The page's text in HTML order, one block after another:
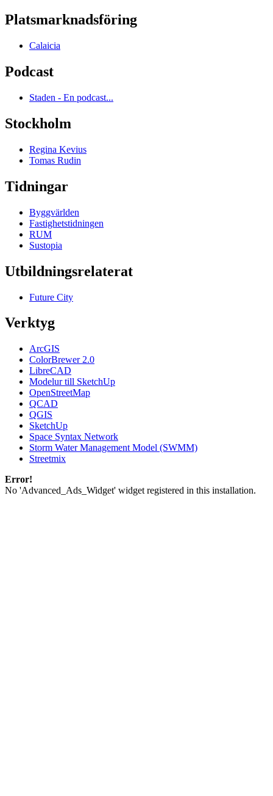
Platsmarknadsföring
Calaicia
Podcast
Staden - En podcast...
Stockholm
Regina Kevius
Tomas Rudin
Tidningar
Byggvärlden
Fastighetstidningen
RUM
Sustopia
Utbildningsrelaterat
Future City
Verktyg
ArcGIS
ColorBrewer 2.0
LibreCAD
Modelur till SketchUp
OpenStreetMap
QCAD
QGIS
SketchUp
Space Syntax Network
Storm Water Management Model (SWMM)
Streetmix
Error!
No 'Advanced_Ads_Widget' widget registered in this installation.